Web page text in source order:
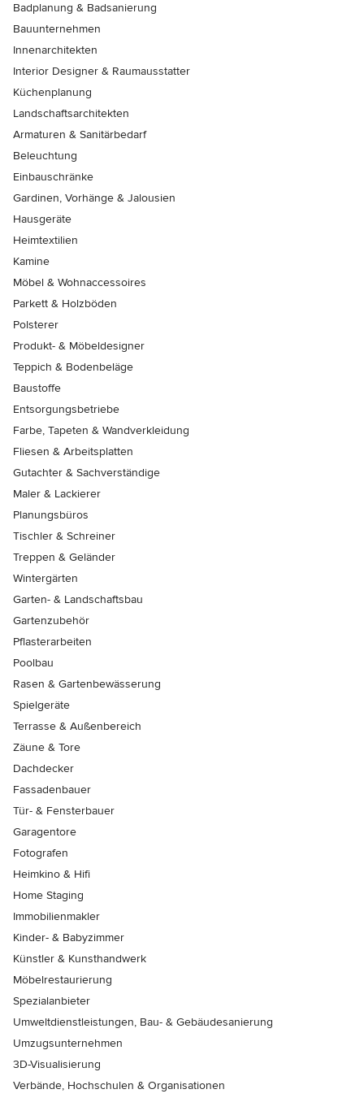
Badplanung & Badsanierung
Bauunternehmen
Innenarchitekten
Interior Designer & Raumausstatter
Küchenplanung
Landschaftsarchitekten
Armaturen & Sanitärbedarf
Beleuchtung
Einbauschränke
Gardinen, Vorhänge & Jalousien
Hausgeräte
Heimtextilien
Kamine
Möbel & Wohnaccessoires
Parkett & Holzböden
Polsterer
Produkt- & Möbeldesigner
Teppich & Bodenbeläge
Baustoffe
Entsorgungsbetriebe
Farbe, Tapeten & Wandverkleidung
Fliesen & Arbeitsplatten
Gutachter & Sachverständige
Maler & Lackierer
Planungsbüros
Tischler & Schreiner
Treppen & Geländer
Wintergärten
Garten- & Landschaftsbau
Gartenzubehör
Pflasterarbeiten
Poolbau
Rasen & Gartenbewässerung
Spielgeräte
Terrasse & Außenbereich
Zäune & Tore
Dachdecker
Fassadenbauer
Tür- & Fensterbauer
Garagentore
Fotografen
Heimkino & Hifi
Home Staging
Immobilienmakler
Kinder- & Babyzimmer
Künstler & Kunsthandwerk
Möbelrestaurierung
Spezialanbieter
Umweltdienstleistungen, Bau- & Gebäudesanierung
Umzugsunternehmen
3D-Visualisierung
Verbände, Hochschulen & Organisationen